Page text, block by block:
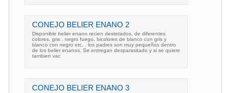
CONEJO BELIER ENANO 2
Disponible belier enano recien destetados, de diferentes
colores, gris , negro fuego, bicolores de blanco con gris y
blanco con negro etc. . los padres son muy pequeños dentro
de los belier enanos. Se entregan desparasitado y si se quiere
tambien vac
CONEJO BELIER ENANO 3